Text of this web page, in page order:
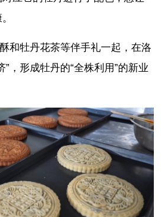
和牡丹花茶等伴手礼一起，在洛
”，形成牡丹的“全株利用”的新业